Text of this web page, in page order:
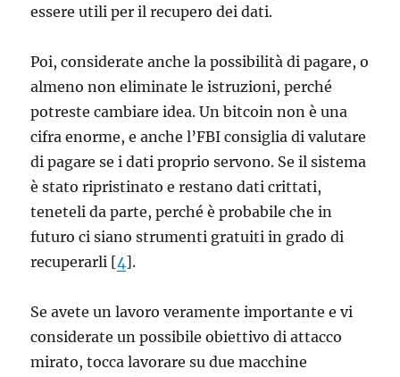
essere utili per il recupero dei dati.
Poi, considerate anche la possibilità di pagare, o
almeno non eliminate le istruzioni, perché
potreste cambiare idea. Un bitcoin non è una
cifra enorme, e anche l’FBI consiglia di valutare
di pagare se i dati proprio servono. Se il sistema
è stato ripristinato e restano dati crittati,
teneteli da parte, perché è probabile che in
futuro ci siano strumenti gratuiti in grado di
recuperarli [4].
Se avete un lavoro veramente importante e vi
considerate un possibile obiettivo di attacco
mirato, tocca lavorare su due macchine